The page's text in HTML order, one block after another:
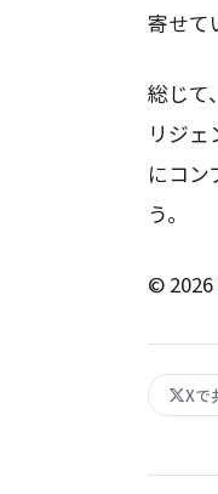
寄せて
総じて
リジ
にコン
う。
© 2026
Xで